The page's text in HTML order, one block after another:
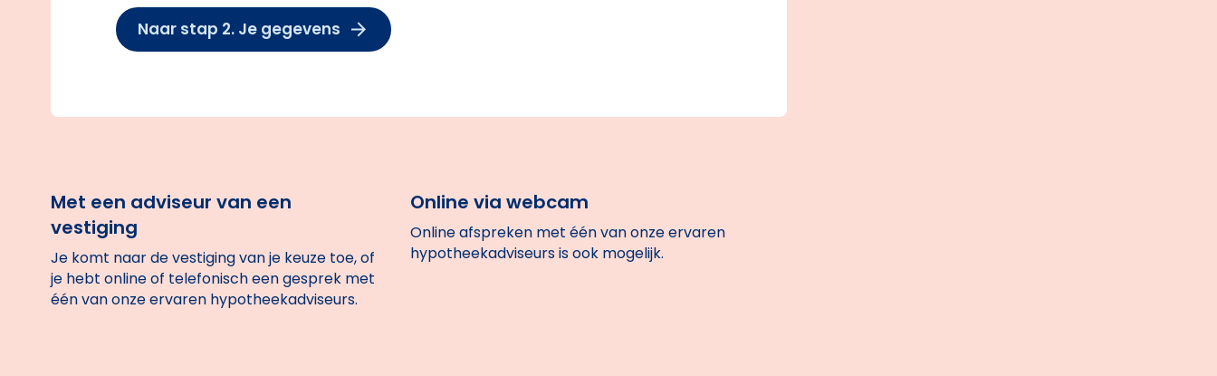
Naar stap 2. Je gegevens
Met een adviseur van een
vestiging
Je komt naar de vestiging van je keuze toe, of
je hebt online of telefonisch een gesprek met
één van onze ervaren hypotheekadviseurs.
Online via webcam
Online afspreken met één van onze ervaren
hypotheekadviseurs is ook mogelijk.